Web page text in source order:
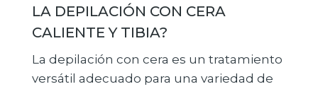
LA DEPILACIÓN CON CERA
CALIENTE Y TIBIA?
La depilación con cera es un tratamiento
versátil adecuado para una variedad de